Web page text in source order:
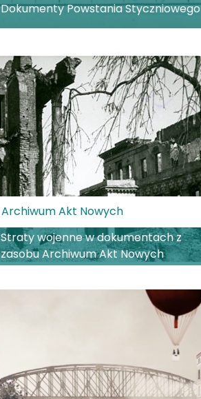
Dokumenty Powstania Styczniowego
Archiwum Akt Nowych
Straty wojenne w dokumentach z
zasobu Archiwum Akt Nowych